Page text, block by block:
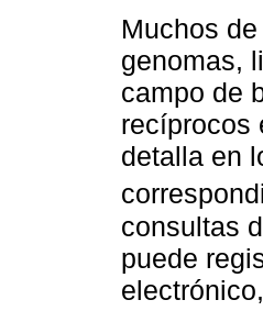
Muchos
genomas,
campo de
recíprocos
detalla en
consultas
puede